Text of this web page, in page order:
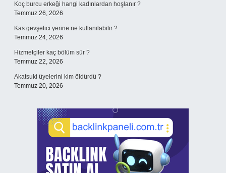
Koç burcu erkeği hangi kadınlardan hoşlanır ?
Temmuz 26, 2026
Kas gevşetici yerine ne kullanılabilir ?
Temmuz 24, 2026
Hizmetçiler kaç bölüm sür ?
Temmuz 22, 2026
Akatsuki üyelerini kim öldürdü ?
Temmuz 20, 2026